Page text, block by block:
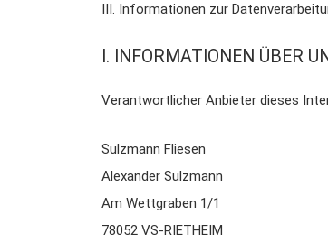
III. Informationen zur
I. INFORMATIONEN ÜBER
Verantwortlicher Anbieter dieses
Sulzmann Fliesen
Alexander Sulzmann
Am Wettgraben 1/1
78052 VS-RIETHEIM